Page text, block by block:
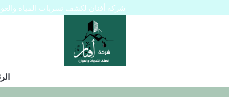
شركة أفنان لكشف تسربات المياه والعوازل